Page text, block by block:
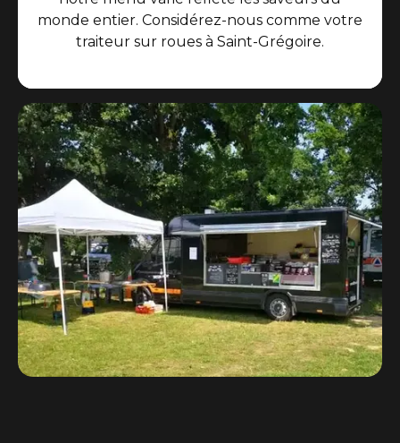
monde entier. Considérez-nous comme votre
traiteur sur roues à Saint-Grégoire.